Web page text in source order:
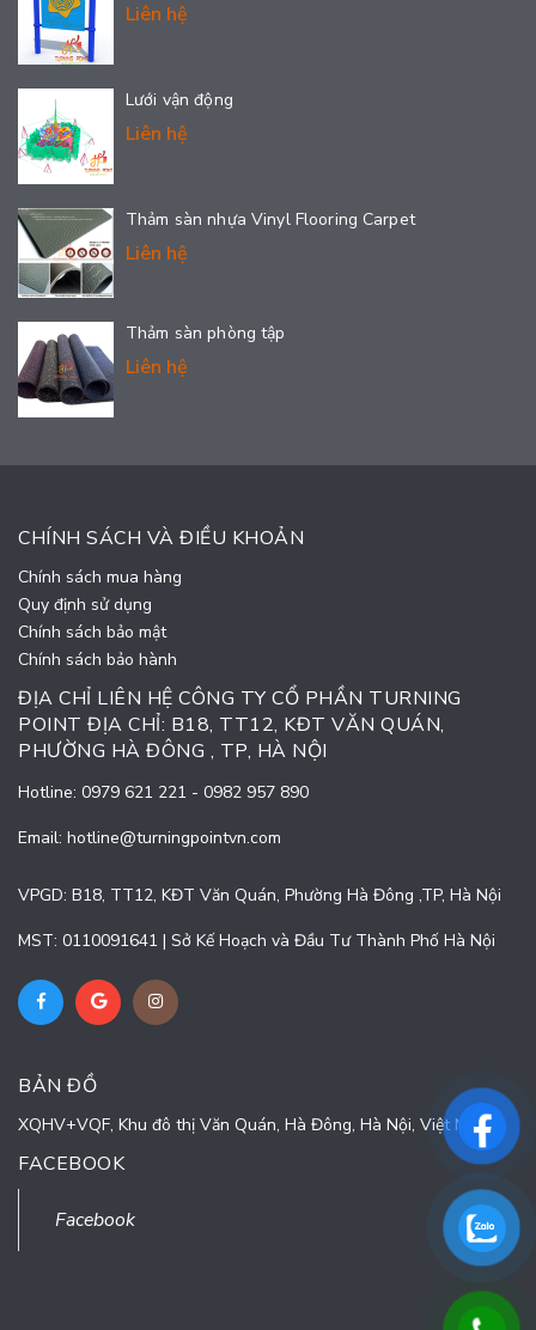
Liên hệ
Lưới vận động
Liên hệ
Thảm sàn nhựa Vinyl Flooring Carpet
Liên hệ
Thảm sàn phòng tập
Liên hệ
CHÍNH SÁCH VÀ ĐIỀU KHOẢN
Chính sách mua hàng
Quy định sử dụng
Chính sách bảo mật
Chính sách bảo hành
ĐỊA CHỈ LIÊN HỆ CÔNG TY CỔ PHẦN TURNING
POINT ĐỊA CHỈ: B18, TT12, KĐT VĂN QUÁN,
PHƯỜNG HÀ ĐÔNG , TP, HÀ NỘI
Hotline: 0979 621 221 - 0982 957 890
Email: hotline@turningpointvn.com
VPGD: B18, TT12, KĐT Văn Quán, Phường Hà Đông ,TP, Hà Nội
MST: 0110091641 | Sở Kế Hoạch và Đầu Tư Thành Phố Hà Nội
BẢN ĐỒ
XQHV+VQF, Khu đô thị Văn Quán, Hà Đông, Hà Nội, Việt Nam
FACEBOOK
Facebook